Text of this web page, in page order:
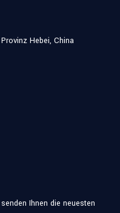
Hebei, China
Ihnen die neuesten